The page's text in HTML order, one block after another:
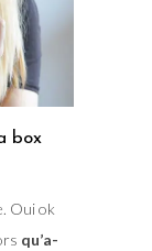
box
Oui ok
qu’a-